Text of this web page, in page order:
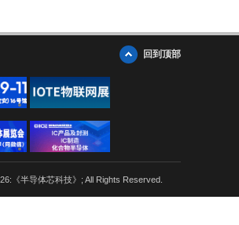
回到顶部
《半导体芯科技》; All Rights Reserved.